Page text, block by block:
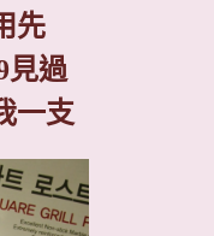
先
見過
一支